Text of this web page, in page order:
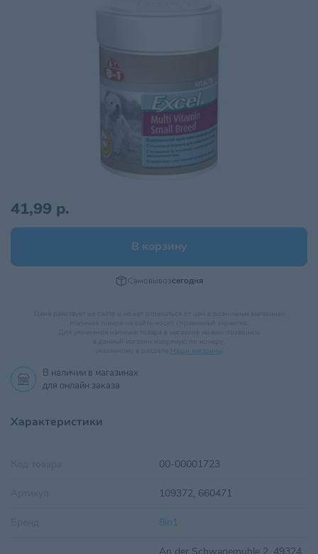
41,99 р.
В корзину
Самовывозсегодня
Наши магазины.
В наличии в магазинах
для онлайн заказа
Характеристики
00-00001723
109372, 660471
8in1